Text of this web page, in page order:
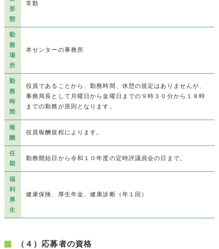
形
態
常勤
勤
務
場
所
本センターの事務所
勤
務
時
間
役員であることから、勤務時間、休憩の規定はありませんが、
事務局長として月曜日から金曜日までの９時３０分から１８時
までの勤務が原則となります。
報
酬
役員報酬規程によります。
任
期
勤務開始日から令和１０年度の定時評議員会の日まで。
福
利
厚
生
健康保険、厚生年金、健康診断（年１回）
（４）応募者の資格